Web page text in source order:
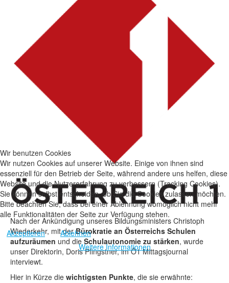
Nach der Ankündigung unseres Bildungsministers Christoph
Wiederkehr, mit derBürokratie an Österreichs Schulen
aufzuräumen und die Schulautonomie zu stärken, wurde
unser Direktorin, Doris Pfingstner, im Ö1 Mittagsjournal
interviewt.
Hier in Kürze die wichtigsten Punkte, die sie erwähnte:
Wir benutzen Cookies
Wir nutzen Cookies auf unserer Website. Einige von ihnen sind
essenziell für den Betrieb der Seite, während andere uns helfen, diese
Website und die Nutzererfahrung zu verbessern (Tracking Cookies).
Sie können selbst entscheiden, ob Sie die Cookies zulassen möchten.
Bitte beachten Sie, dass bei einer Ablehnung womöglich nicht mehr
alle Funktionalitäten der Seite zur Verfügung stehen.
Akzeptieren
Ablehnen
Weitere Informationen